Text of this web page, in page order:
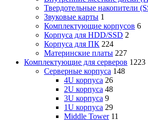
Твердотельные накопители
Звуковые карты 1
Комплектующие корпусов 6
Корпуса для HDD/SSD 2
Корпуса для ПК 224
Материнские платы 227
Комплектующие для серверов 1223
Серверные корпуса 148
4U корпуса 26
2U корпуса 48
3U корпуса 9
1U корпуса 29
Middle Tower 11